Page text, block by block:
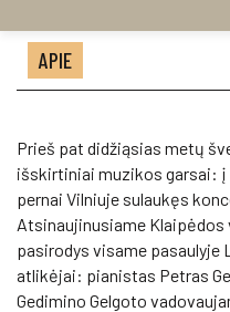
APIE
Prieš pat didžiąsias metų
išskirtiniai muzikos garsai:
pernai Vilniuje sulaukęs
Atsinaujinusiame
pasirodys visame pasaulyje
atlikėjai: pianistas Petras
Gedimino Gelgoto